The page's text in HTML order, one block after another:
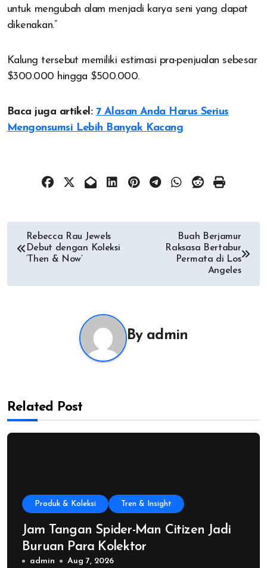
untuk mengubah alam menjadi karya seni yang dapat
dikenakan.”
Kalung tersebut memiliki estimasi pra-penjualan sebesar
$300.000 hingga $500.000.
Baca juga artikel: 7 Alasan Anda Harus Serius
Mengonsumsi Lebih Banyak Kacang
Post
navigation
Rebecca Rau Jewels
Debut dengan Koleksi
‘Then & Now’
Buah Berjamur
Raksasa Bertabur
Permata di Los
Angeles
By admin
Related Post
Produk & Koleksi Tren & Insight
Jam Tangan Spider-Man Citizen Jadi
Buruan Para Kolektor
admin Aug 7, 2026